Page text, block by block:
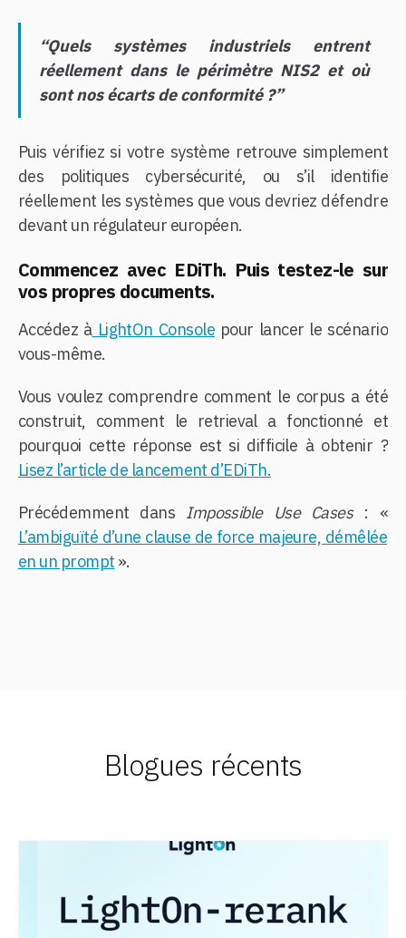
“Quels systèmes industriels entrent
réellement dans le périmètre NIS2 et où
sont nos écarts de conformité ?”
Puis vérifiez si votre système retrouve simplement
des politiques cybersécurité, ou s’il identifie
réellement les systèmes que vous devriez défendre
devant un régulateur européen.
Commencez avec EDiTh. Puis testez-le sur
vos propres documents.
Accédez àLightOn Consolepour lancer le scénario
vous-même.
Vous voulez comprendre comment le corpus a été
construit, comment le retrieval a fonctionné et
pourquoi cette réponse est si difficile à obtenir ?
Lisez l’article de lancement d’EDiTh.
Précédemment dans Impossible Use Cases: «
L’ambiguïté d’une clause de force majeure, démêlée
en un prompt ».
Blogues récents